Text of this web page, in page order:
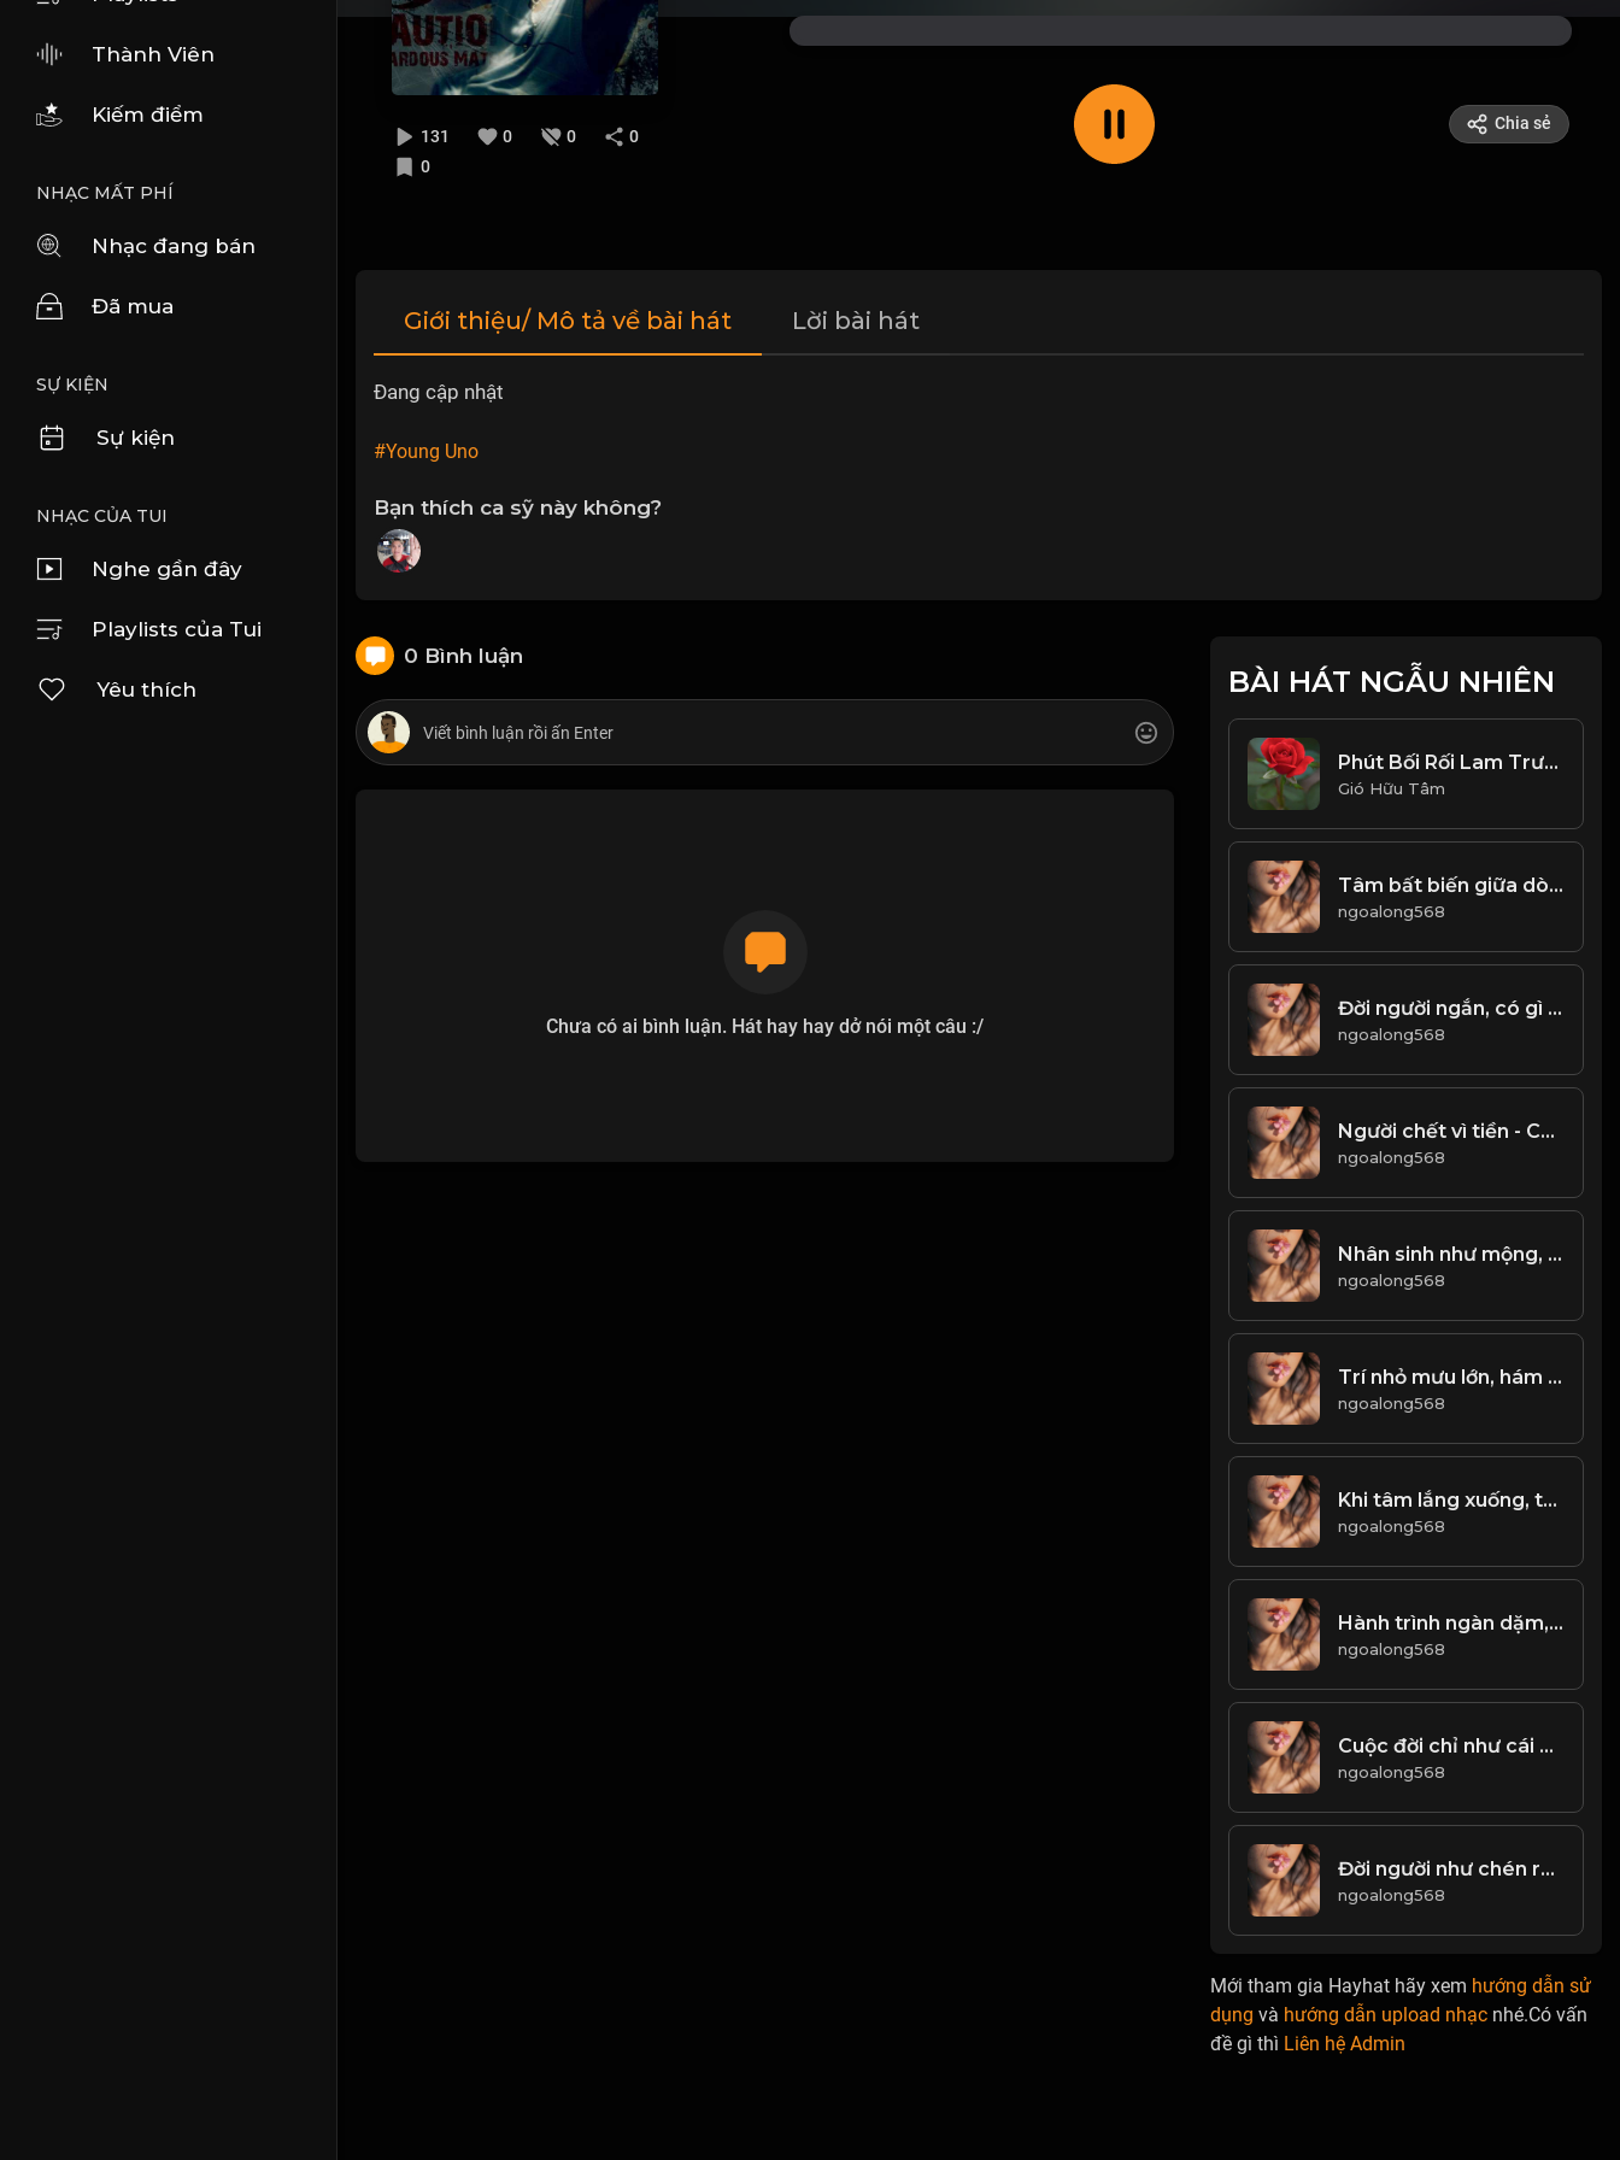
Thành Viên
Kiếm điểm
NHẠC MẤT PHÍ
Nhạc đang bán
Đã mua
SỰ KIỆN
Sự kiện
NHẠC CỦA TUI
Nghe gần đây
Playlists của Tui
Yêu thích
131 0 0
0
0
Chia sẻ
Giới thiệu/ Mô tả về bài hát Lời bài hát
Đang cập nhật
#Young Uno
Bạn thích ca sỹ này không?
0 Bình luận
Chưa có ai bình luận. Hát hay hay dở nói một câu :/
BÀI HÁT NGẪU NHIÊN
Phút Bối Rối Lam Trường_1768203785385
Gió Hữu Tâm
Tâm bất biến giữa dòng đời vạn biến Đạo
ngoalong568
Đời người ngắn, có gì đáng để tranh đâu! Đạo
ngoalong568
Người chết vì tiền - Chim chết vì tiền! Đạo
ngoalong568
Nhân sinh như mộng, mộng đẹp như hoa. Nhưng hoa kia chóng tàn...! & Đạo
ngoalong568
Trí nhỏ mưu lớn, hám lợi đen lòng! & Đạo
ngoalong568
Khi tâm lắng xuống, trí tuệ mới khởi sinh! & Đạo
ngoalong568
Hành trình ngàn dặm, bắt đầu từ bước chân đầu tiên! & Đạo
ngoalong568
Cuộc đời chỉ như cái chớp mắt mà thôi! Đạo
ngoalong568
Đời người như chén rượu nồng! & Đạo
ngoalong568
Mới tham gia Hayhat hãy xem hướng dẫn sử
dụng và hướng dẫn upload nhạc nhé.Có vấn
đề gì thì Liên hệ Admin